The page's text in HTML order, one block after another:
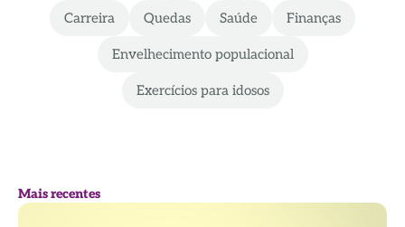
Carreira Quedas Saúde Finanças
Envelhecimento populacional
Exercícios para idosos
Mais recentes